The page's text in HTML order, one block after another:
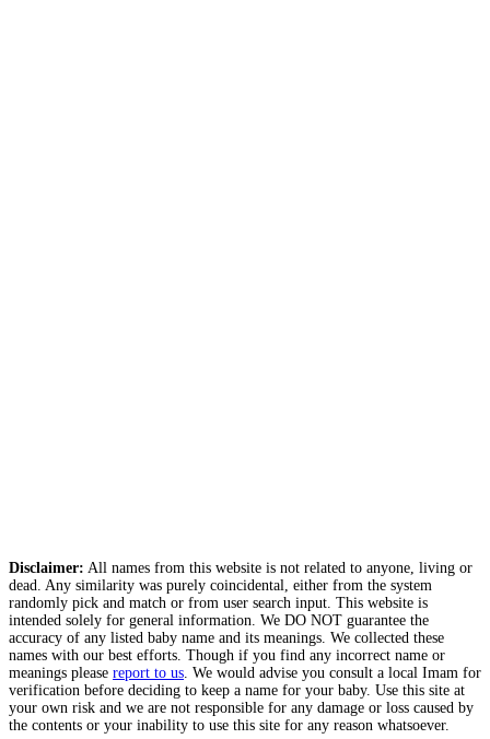
Disclaimer: All names from this website is not related to anyone, living or
dead. Any similarity was purely coincidental, either from the system
randomly pick and match or from user search input. This website is
intended solely for general information. We DO NOT guarantee the
accuracy of any listed baby name and its meanings. We collected these
names with our best efforts. Though if you find any incorrect name or
meanings please report to us . We would advise you consult a local Imam for
verification before deciding to keep a name for your baby. Use this site at
your own risk and we are not responsible for any damage or loss caused by
the contents or your inability to use this site for any reason whatsoever.